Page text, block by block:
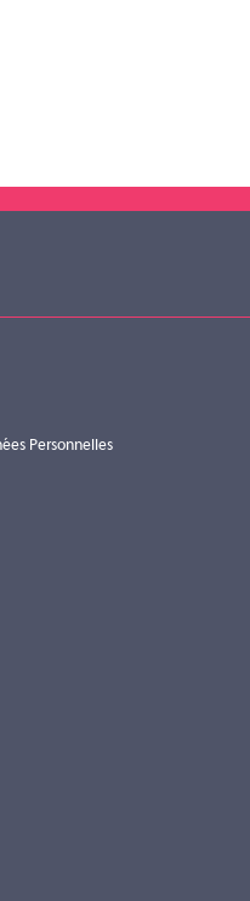
Personnelles